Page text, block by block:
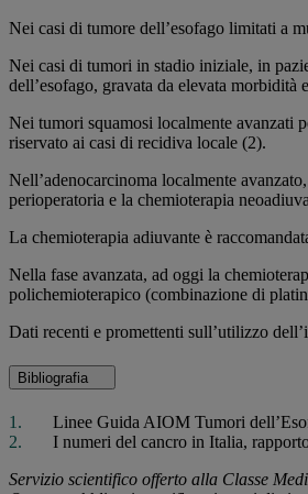
Nei casi di tumore dell’esofago limitati a
Nei casi di tumori in stadio iniziale, in
dell’esofago, gravata da elevata morbidità
Nei tumori squamosi localmente avanzati
riservato ai casi di recidiva locale (2).
Nell’adenocarcinoma localmente
perioperatoria e la chemioterapia
La chemioterapia adiuvante è
Nella fase avanzata, ad oggi la
polichemioterapico (combinazione di
Dati recenti e promettenti sull’utilizzo
Bibliografia
Linee Guida AIOM Tumori
I numeri del cancro in Italia,
Servizio scientifico offerto alla Classe